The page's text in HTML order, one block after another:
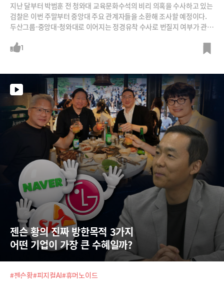
지난 달부터 박범훈 전 청와대 교육문화수석의 비리 의혹을 수사하고 있는
검찰은 이번 주말부터 중앙대 주요 관계자들을 소환해 조사할 예정이다.
두산그룹-중앙대-청와대로 이어지는 정경유착 수사로 번질지 여부가 관심
1
젠슨 황의 진짜 방한목적 3가지
어떤 기업이 가장 큰 수혜일까?
#젠슨황#피지컬AI#휴머노이드